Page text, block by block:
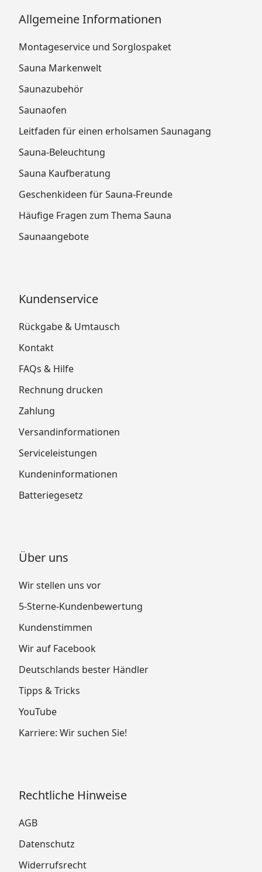
Allgemeine Informationen
Montageservice und Sorglospaket
Sauna Markenwelt
Saunazubehör
Saunaofen
Leitfaden für einen erholsamen Saunagang
Sauna-Beleuchtung
Sauna Kaufberatung
Geschenkideen für Sauna-Freunde
Häufige Fragen zum Thema Sauna
Saunaangebote
Kundenservice
Rückgabe & Umtausch
Kontakt
FAQs & Hilfe
Rechnung drucken
Zahlung
Versandinformationen
Serviceleistungen
Kundeninformationen
Batteriegesetz
Über uns
Wir stellen uns vor
5-Sterne-Kundenbewertung
Kundenstimmen
Wir auf Facebook
Deutschlands bester Händler
Tipps & Tricks
YouTube
Karriere: Wir suchen Sie!
Rechtliche Hinweise
AGB
Datenschutz
Widerrufsrecht